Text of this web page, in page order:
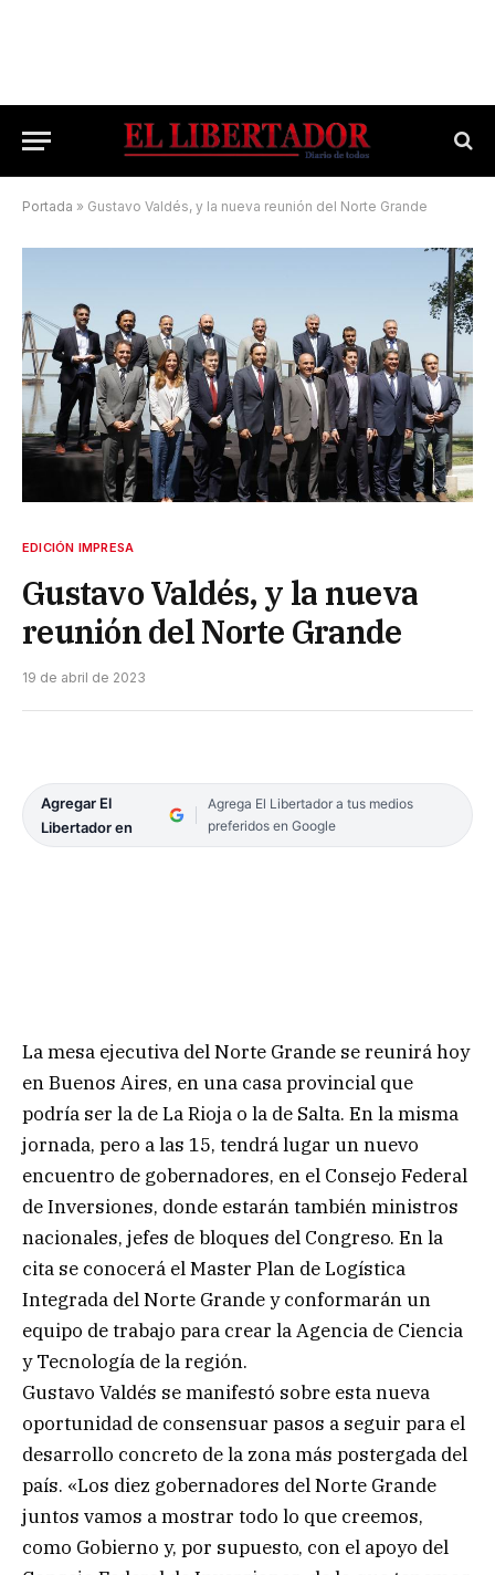
Portada » Gustavo Valdés, y la nueva reunión del Norte Grande
EDICIÓN IMPRESA
Gustavo Valdés, y la nueva
reunión del Norte Grande
19 de abril de 2023
Agregar El
Libertador en
Agrega El Libertador a tus medios
preferidos en Google
La mesa ejecutiva del Norte Grande se reunirá hoy
en Buenos Aires, en una casa provincial que
podría ser la de La Rioja o la de Salta. En la misma
jornada, pero a las 15, tendrá lugar un nuevo
encuentro de gobernadores, en el Consejo Federal
de Inversiones, donde estarán también ministros
nacionales, jefes de bloques del Congreso. En la
cita se conocerá el Master Plan de Logística
Integrada del Norte Grande y conformarán un
equipo de trabajo para crear la Agencia de Ciencia
y Tecnología de la región.
Gustavo Valdés se manifestó sobre esta nueva
oportunidad de consensuar pasos a seguir para el
desarrollo concreto de la zona más postergada del
país. «Los diez gobernadores del Norte Grande
juntos vamos a mostrar todo lo que creemos,
como Gobierno y, por supuesto, con el apoyo del